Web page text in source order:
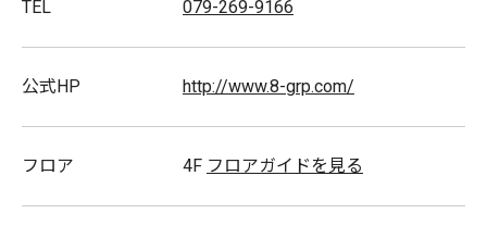
TEL 079-269-9166
公式HP http://www.8-grp.com/
フロア 4F フロアガイドを見る